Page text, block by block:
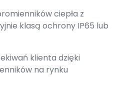
ciepła z
klasą ochrony IP65 lub
klienta dzięki
na rynku